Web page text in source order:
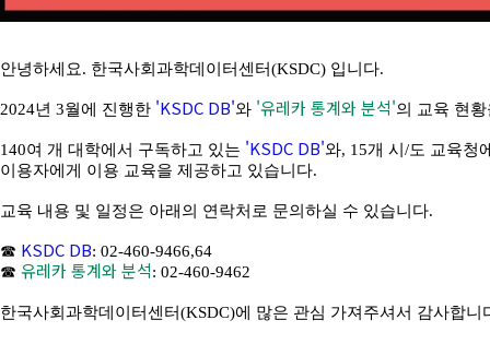
안녕하세요. 한국사회과학데이터센터(KSDC) 입니다.
2024년 3월에 진행한 'KSDC DB'와 '유레카 통계와 분석'의 교육 현
140여 개 대학에서 구독하고 있는 'KSDC DB'와, 15개 시/도 교육청
이용자에게 이용 교육을 제공하고 있습니다.
교육 내용 및 일정은 아래의 연락처로 문의하실 수 있습니다.
☎ KSDC DB: 02-460-9466,64
☎ 유레카 통계와 분석: 02-460-9462
한국사회과학데이터센터(KSDC)에 많은 관심 가져주셔서 감사합니